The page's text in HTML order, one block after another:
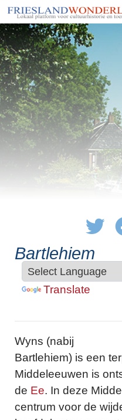
Bartlehiem
Translate
Wyns (nabij
Bartlehiem) is een
Middeleeuwen is
de Ee. In deze
centrum voor de